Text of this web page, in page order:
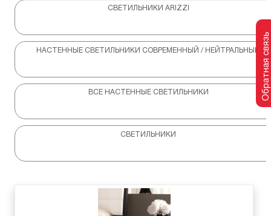
СВЕТИЛЬНИКИ ARIZZI
НАСТЕННЫЕ СВЕТИЛЬНИКИ СОВРЕМЕННЫЙ / НЕЙТРАЛЬНЫЙ
ВСЕ НАСТЕННЫЕ СВЕТИЛЬНИКИ
СВЕТИЛЬНИКИ
Обратная связь